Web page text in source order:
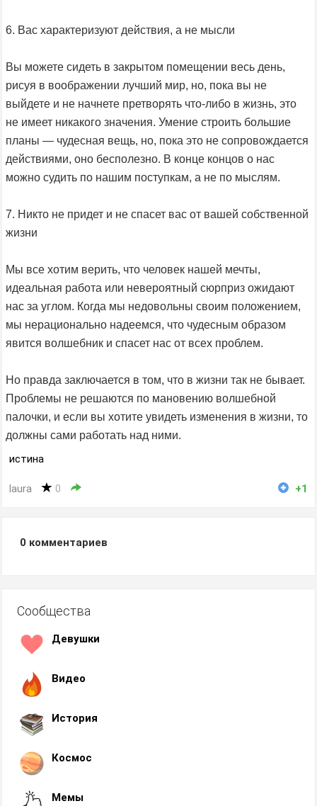
6. Вас характеризуют действия, а не мысли
Вы можете сидеть в закрытом помещении весь день,
рисуя в воображении лучший мир, но, пока вы не
выйдете и не начнете претворять что-либо в жизнь, это
не имеет никакого значения. Умение строить большие
планы — чудесная вещь, но, пока это не сопровождается
действиями, оно бесполезно. В конце концов о нас
можно судить по нашим поступкам, а не по мыслям.
7. Никто не придет и не спасет вас от вашей собственной
жизни
Мы все хотим верить, что человек нашей мечты,
идеальная работа или невероятный сюрприз ожидают
нас за углом. Когда мы недовольны своим положением,
мы нерационально надеемся, что чудесным образом
явится волшебник и спасет нас от всех проблем.
Но правда заключается в том, что в жизни так не бывает.
Проблемы не решаются по мановению волшебной
палочки, и если вы хотите увидеть изменения в жизни, то
должны сами работать над ними.
истина
laura 0 +1
0 комментариев
Сообщества
Девушки
Видео
История
Космос
Мемы